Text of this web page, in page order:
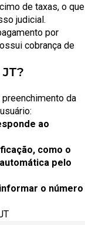
de taxas, o que
judicial.
por
cobrança de
da
ao
como o
pelo
o número